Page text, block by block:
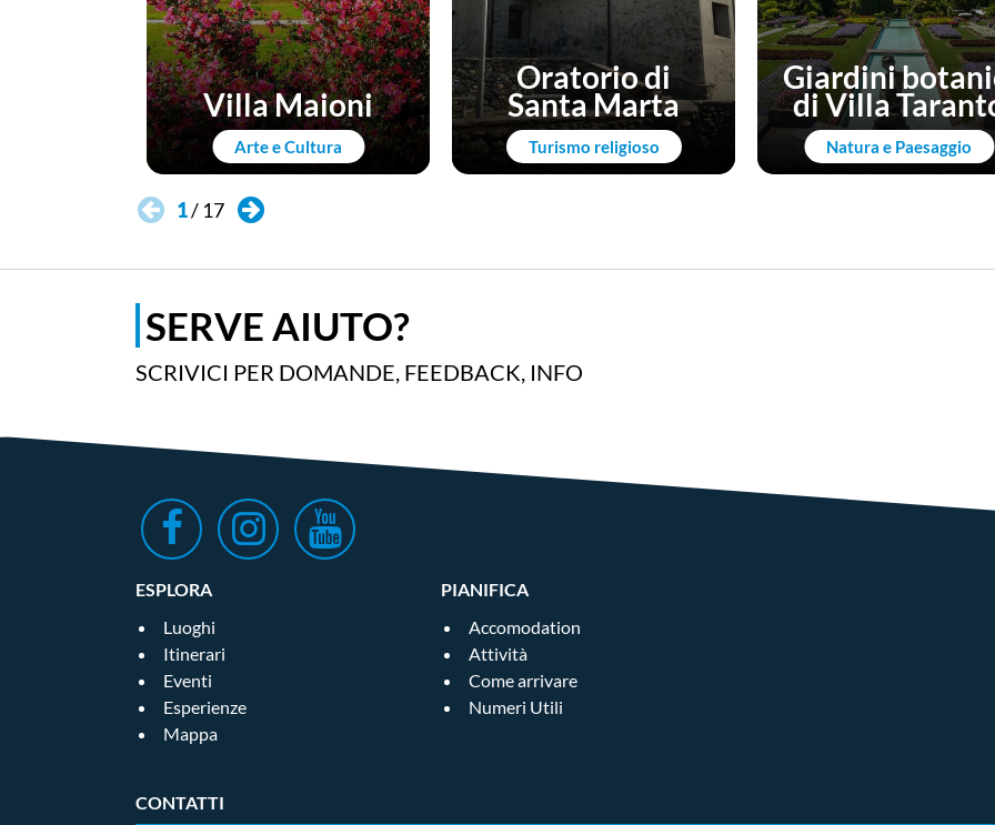
Arte e Cultura
Villa Maioni
Turismo religioso
Oratorio di
Santa Marta
Natura e Paesaggio
Giardini
di Villa
1/ 17
SERVE AIUTO?
SCRIVICI PER DOMANDE, FEEDBACK, INFO
ESPLORA
Luoghi
Itinerari
Eventi
Esperienze
Mappa
PIANIFICA
Accomodation
Attività
Come arrivare
Numeri Utili
CONTATTI